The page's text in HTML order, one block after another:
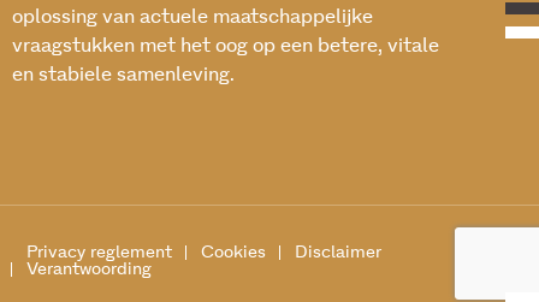
oplossing van actuele maatschappelijke
vraagstukken met het oog op een betere, vitale
en stabiele samenleving.
Privacy reglement Cookies
Disclaimer
Verantwoording